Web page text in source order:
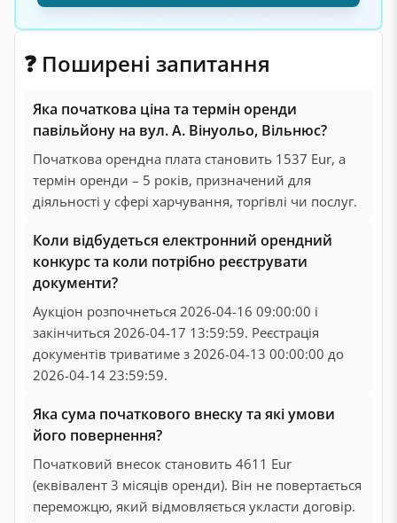
❓ Поширені запитання
Яка початкова ціна та термін оренди
павільйону на вул. А. Вінуольо, Вільнюс?
Початкова орендна плата становить 1537 Eur, а
термін оренди – 5 років, призначений для
діяльності у сфері харчування, торгівлі чи послуг.
Коли відбудеться електронний орендний
конкурс та коли потрібно реєструвати
документи?
Аукціон розпочнеться 2026-04-16 09:00:00 і
закінчиться 2026-04-17 13:59:59. Реєстрація
документів триватиме з 2026-04-13 00:00:00 до
2026-04-14 23:59:59.
Яка сума початкового внеску та які умови
його повернення?
Початковий внесок становить 4611 Eur
(еквівалент 3 місяців оренди). Він не повертається
переможцю, який відмовляється укласти договір.